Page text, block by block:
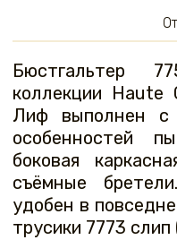
Бюстгальтер
коллекции Haute
Лиф выполнен с
особенностей
боковая
съёмные
удобен в
трусики 7773